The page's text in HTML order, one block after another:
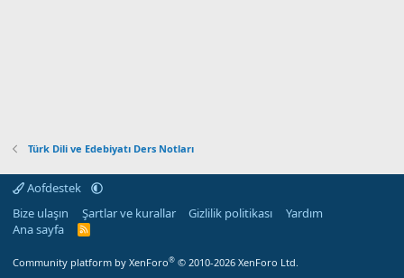
Türk Dili ve Edebiyatı Ders Notları
Aofdestek
Bize ulaşın
Şartlar ve kurallar Gizlilik politikası
Yardım
Ana sayfa
R
Community platform by XenForo® © 2010-2026 XenForo Ltd.